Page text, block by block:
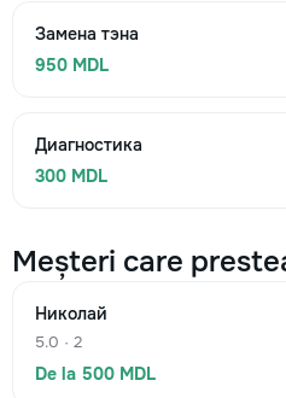
Замена тэна
950 MDL
Диагностика
300 MDL
Meșteri care
Николай
5.0 · 2
De la 500 MDL